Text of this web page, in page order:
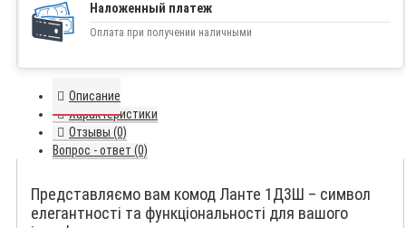
Наложенный платеж
Оплата при получении наличными
Описание
Характеристики
Отзывы (0)
Вопрос - ответ (0)
Представляємо вам комод Ланте 1Д3Ш – символ
елегантності та функціональності для вашого